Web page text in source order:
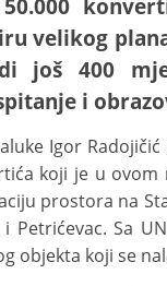
velikog
još 400
i
Igor
koji je u ovom
prostora na
i Petrićevac. Sa
objekta koji se